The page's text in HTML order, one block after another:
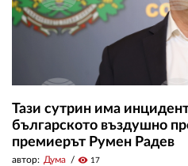
Тази сутрин има
българското въздушно
премиерът Румен Радев
автор: Дума visibility 17